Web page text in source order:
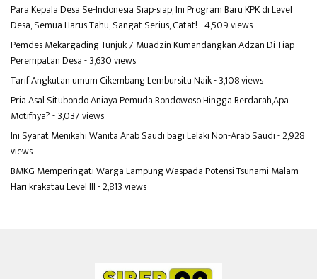
Para Kepala Desa Se-Indonesia Siap-siap, Ini Program Baru KPK di Level
Desa, Semua Harus Tahu, Sangat Serius, Catat!- 4,509 views
Pemdes Mekargading Tunjuk 7 Muadzin Kumandangkan Adzan Di Tiap
Perempatan Desa- 3,630 views
Tarif Angkutan umum Cikembang Lembursitu Naik- 3,108 views
Pria Asal Situbondo Aniaya Pemuda Bondowoso Hingga Berdarah,Apa
Motifnya?- 3,037 views
Ini Syarat Menikahi Wanita Arab Saudi bagi Lelaki Non-Arab Saudi- 2,928
views
BMKG Memperingati Warga Lampung Waspada Potensi Tsunami Malam
Hari krakatau Level III- 2,813 views